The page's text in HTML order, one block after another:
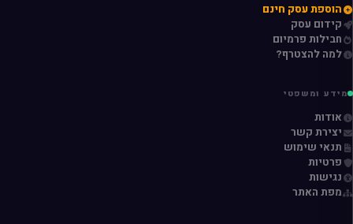
הוספת עסק חינם
קידום עסק
חבילות פרמיום
למה להצטרף?
מידע ומשפטי
אודות
יצירת קשר
תנאי שימוש
פרטיות
נגישות
מפת האתר